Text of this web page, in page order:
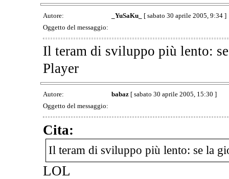
Autore: _YuSaKu_
[ sabato 30 aprile 2005, 9:34 ]
Oggetto del messaggio:
Il teram di sviluppo più lento:
Player
Autore: babaz[ sabato 30 aprile 2005, 15:30 ]
Oggetto del messaggio:
Cita:
Il teram di sviluppo più lento: se la
LOL